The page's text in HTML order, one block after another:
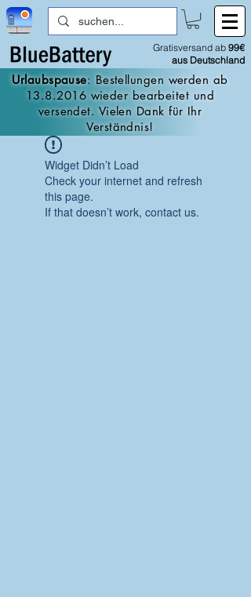
Gratisversand ab 99€
aus Deutschland
Urlaubspause: Bestellungen werden ab
13.8.2016 wieder bearbeitet und
versendet. Vielen Dank für Ihr
Verständnis!
Widget Didn’t Load
Check your internet and refresh
this page.
If that doesn’t work, contact us.